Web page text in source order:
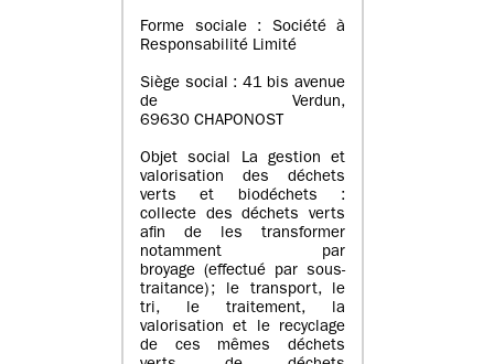
Forme sociale : Société à
Responsabilité Limité
Siège social : 41 bis avenue
de Verdun,
69630 CHAPONOST
Objet social La gestion et
valorisation des déchets
verts et biodéchets :
collecte des déchets verts
afin de les transformer
notamment par
broyage (effectué par sous-
traitance) ; le transport, le
tri, le traitement, la
valorisation et le recyclage
de ces mêmes déchets